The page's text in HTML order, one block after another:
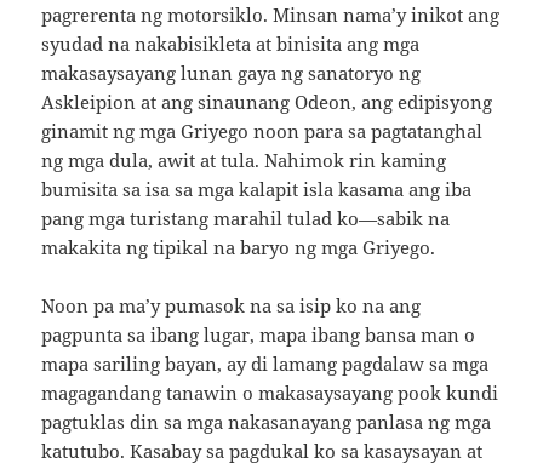
pagrerenta ng motorsiklo. Minsan nama’y inikot ang
syudad na nakabisikleta at binisita ang mga
makasaysayang lunan gaya ng sanatoryo ng
Askleipion at ang sinaunang Odeon, ang edipisyong
ginamit ng mga Griyego noon para sa pagtatanghal
ng mga dula, awit at tula. Nahimok rin kaming
bumisita sa isa sa mga kalapit isla kasama ang iba
pang mga turistang marahil tulad ko—sabik na
makakita ng tipikal na baryo ng mga Griyego.
Noon pa ma’y pumasok na sa isip ko na ang
pagpunta sa ibang lugar, mapa ibang bansa man o
mapa sariling bayan, ay di lamang pagdalaw sa mga
magagandang tanawin o makasaysayang pook kundi
pagtuklas din sa mga nakasanayang panlasa ng mga
katutubo. Kasabay sa pagdukal ko sa kasaysayan at